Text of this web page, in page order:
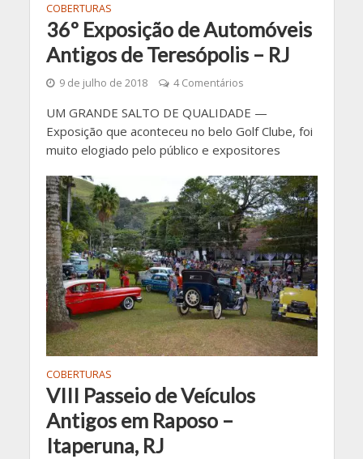
COBERTURAS
36º Exposição de Automóveis
Antigos de Teresópolis – RJ
9 de julho de 2018 4 Comentários
UM GRANDE SALTO DE QUALIDADE —
Exposição que aconteceu no belo Golf Clube, foi
muito elogiado pelo público e expositores
COBERTURAS
VIII Passeio de Veículos
Antigos em Raposo –
Itaperuna, RJ